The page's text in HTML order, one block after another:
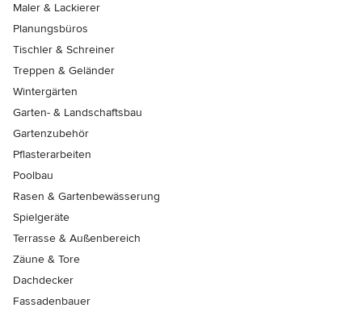
Maler & Lackierer
Planungsbüros
Tischler & Schreiner
Treppen & Geländer
Wintergärten
Garten- & Landschaftsbau
Gartenzubehör
Pflasterarbeiten
Poolbau
Rasen & Gartenbewässerung
Spielgeräte
Terrasse & Außenbereich
Zäune & Tore
Dachdecker
Fassadenbauer